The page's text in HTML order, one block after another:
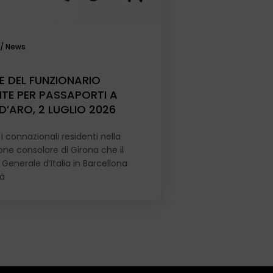
/ News
DEL FUNZIONARIO
PER PASSAPORTI A
2 LUGLIO 2026
connazionali residenti nella
consolare di Girona che il
d’Italia in Barcellona